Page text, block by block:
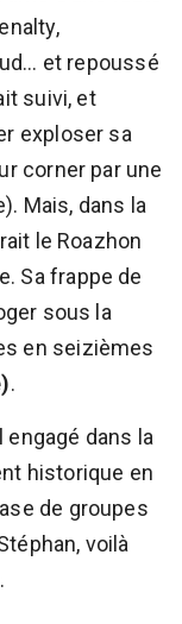
et repoussé
suivi, et
exploser sa
corner par une
Mais, dans la
le Roazhon
Sa frappe de
sous la
en seizièmes
.
engagé dans la
historique en
de groupes
voilà